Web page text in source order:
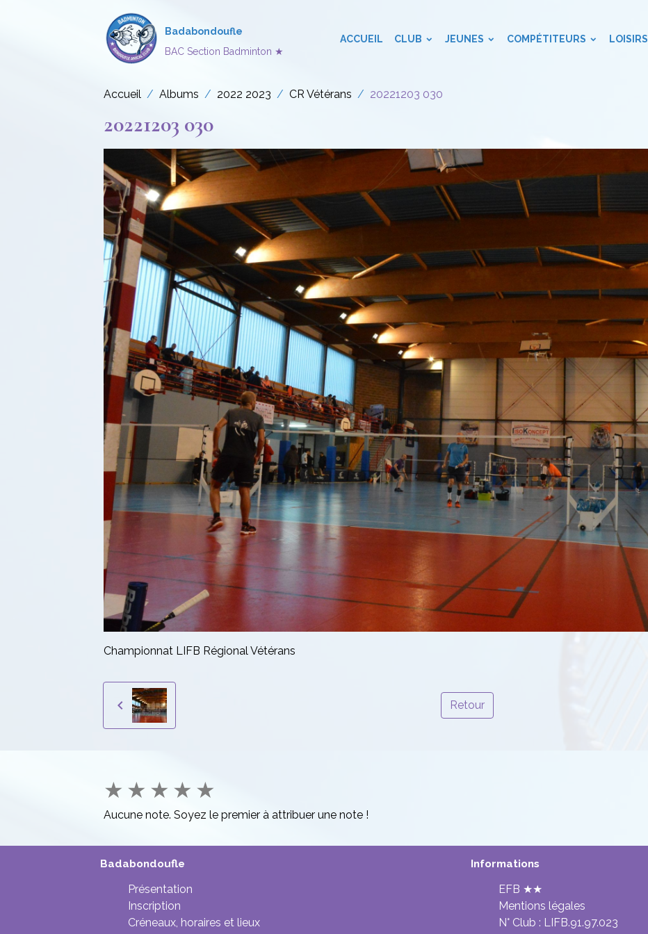
Badabondoufle
BAC Section Badminton ★
ACCUEIL CLUB JEUNES COMPÉTITEURS LOISIRS
Accueil Albums 2022 2023 CR Vétérans 20221203 030
20221203 030
Championnat LIFB Régional Vétérans
Retour
★ ★ ★ ★ ★
Aucune note. Soyez le premier à attribuer une note !
Badabondoufle
Présentation
Inscription
Créneaux, horaires et lieux
Informations
EFB ★★
Mentions légales
N° Club : LIFB.91.97.023